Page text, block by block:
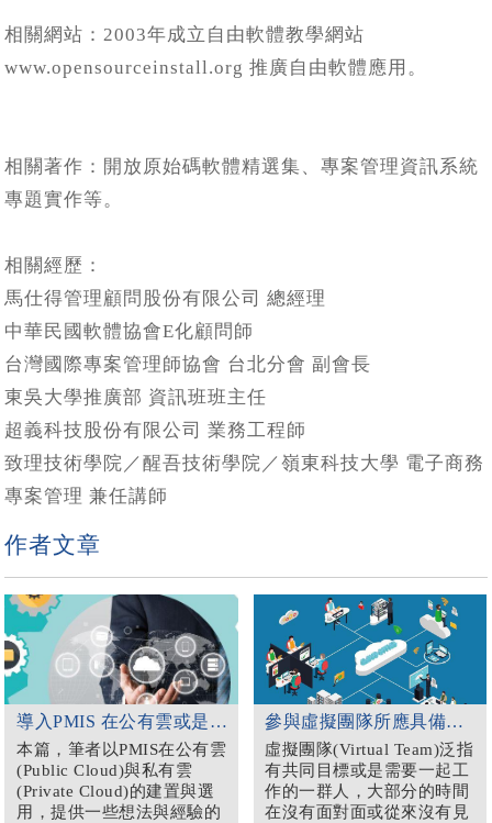
相關網站：2003年成立自由軟體教學網站
www.opensourceinstall.org 推廣自由軟體應用。
相關著作：開放原始碼軟體精選集、專案管理資訊系統
專題實作等。
相關經歷：
馬仕得管理顧問股份有限公司 總經理
中華民國軟體協會E化顧問師
台灣國際專案管理師協會 台北分會 副會長
東吳大學推廣部 資訊班班主任
超義科技股份有限公司 業務工程師
致理技術學院／醒吾技術學院／嶺東科技大學 電子商務
專案管理 兼任講師
作者文章
導入PMIS 在公有雲或是私有雲？
本篇，筆者以PMIS在公有雲
(Public Cloud)與私有雲
(Private Cloud)的建置與選
用，提供一些想法與經驗的
參與虛擬團隊所應具備的DNA
虛擬團隊(Virtual Team)泛指
有共同目標或是需要一起工
作的一群人，大部分的時間
在沒有面對面或從來沒有見